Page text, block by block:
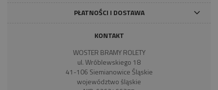
PŁATNOŚCI I DOSTAWA
KONTAKT
WOSTER BRAMY ROLETY
ul. Wróblewskiego 18
41-106 Siemianowice Śląskie
województwo śląskie